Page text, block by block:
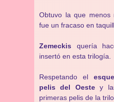
Obtuvo la que menos
fue un fracaso en
Zemeckis quería
insertó en esta trilogía.
Respetando el
pelis del Oestey
primeras pelis de la